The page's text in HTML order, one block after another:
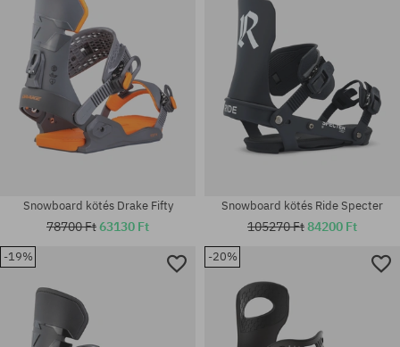
Elérhető méretek:
Elérhető méretek:
Snowboard kötés Drake Fifty
78700 Ft63130 Ft
Snowboard kötés Ride Specter
105270 Ft84200 Ft
-19% -20%